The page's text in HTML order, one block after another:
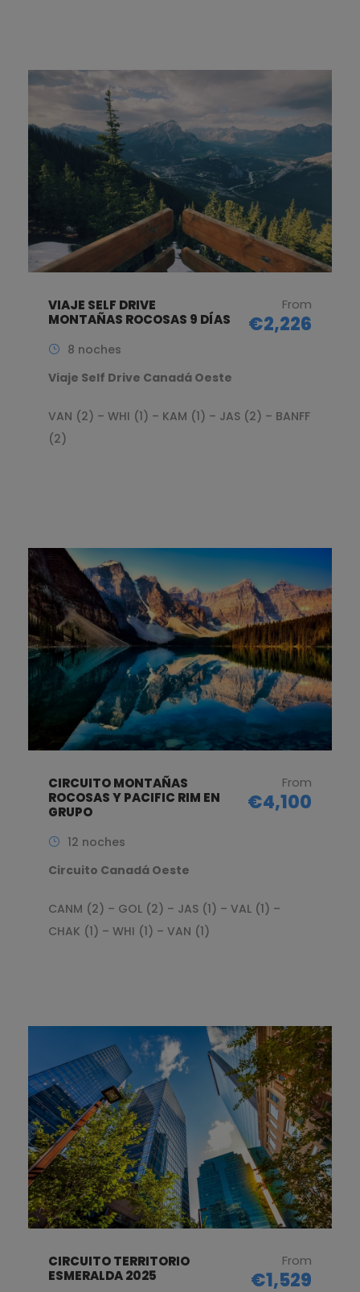
VIAJE SELF DRIVE
MONTAÑAS ROCOSAS 9 DÍAS
From
€2,226
8 noches
Viaje Self Drive Canadá Oeste
VAN (2) – WHI (1) – KAM (1) – JAS (2) – BANFF
(2)
CIRCUITO MONTAÑAS
ROCOSAS Y PACIFIC RIM EN
GRUPO
From
€4,100
12 noches
Circuito Canadá Oeste
CANM (2) – GOL (2) – JAS (1) – VAL (1) –
CHAK (1) – WHI (1) – VAN (1)
CIRCUITO TERRITORIO
ESMERALDA 2025
From
€1,529